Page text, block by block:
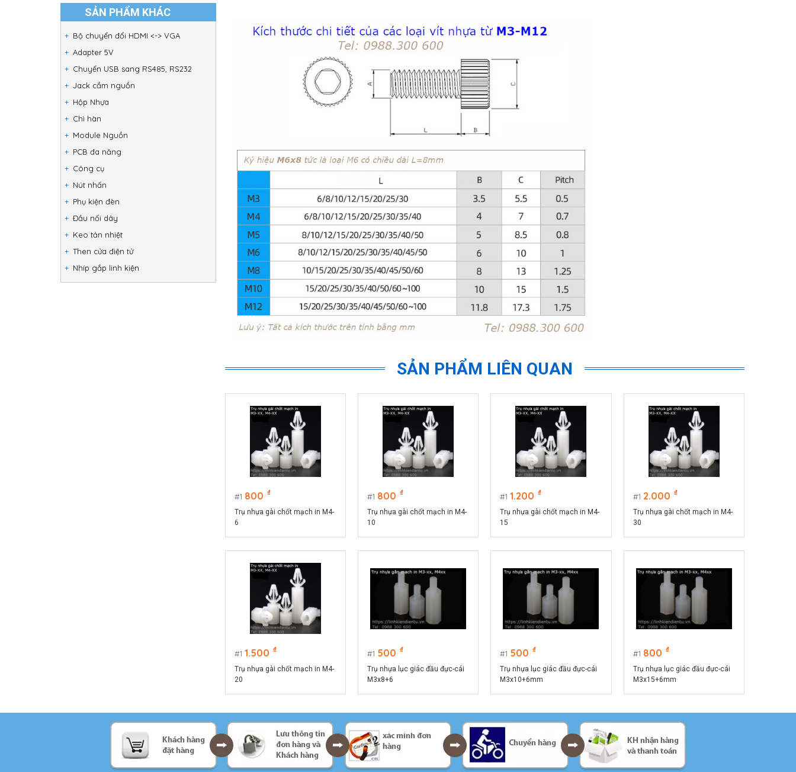
SẢN PHẨM KHÁC
Bộ chuyển đổi HDMI <-> VGA
Adapter 5V
Chuyển USB sang RS485, RS232
Jack cắm nguồn
Hộp Nhựa
Chì hàn
Module Nguồn
PCB đa năng
Công cụ
Nút nhấn
Phụ kiện đèn
Đầu nối dây
Keo tản nhiệt
Then cửa điện tử
Nhíp gắp linh kiện
SẢN PHẨM LIÊN QUAN
1 800 ₫
Trụ nhựa gài chốt mạch in M4-
6
1 800 ₫
Trụ nhựa gài chốt mạch in M4-
10
1 1.200 ₫
Trụ nhựa gài chốt mạch in M4-
15
1 2.000 ₫
Trụ nhựa gài chốt mạch in M4-
30
1 1.500 ₫
Trụ nhựa gài chốt mạch in M4-
20
1 500 ₫
Trụ nhựa lục giác đầu đực-cái
M3x8+6
1 500 ₫
Trụ nhựa lục giác đầu đực-cái
M3x10+6mm
1 800 ₫
Trụ nhựa lục giác đầu đực-cái
M3x15+6mm